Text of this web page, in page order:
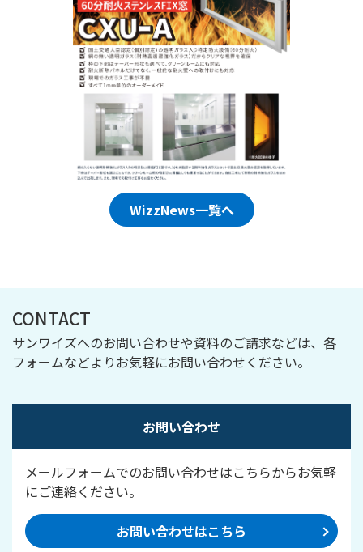
WizzNews一覧へ
CONTACT
サンワイズへのお問い合わせや資料のご請求などは、各
フォームなどよりお気軽にお問い合わせください。
お問い合わせ
メールフォームでのお問い合わせはこちらからお気軽
にご連絡ください。
お問い合わせはこちら